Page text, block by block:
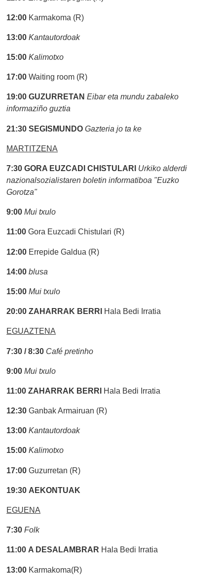
12:00 Karmakoma (R)
13:00 Kantautordoak
15:00 Kalimotxo
17:00 Waiting room (R)
19:00 GUZURRETAN Eibar eta mundu zabaleko
informaziño guztia
21:30 SEGISMUNDO Gazteria jo ta ke
MARTITZENA
7:30 GORA EUZCADI CHISTULARI Urkiko alderdi
nazionalsozialistaren boletin informatiboa "Euzko
Gorotza"
9:00 Mui txulo
11:00 Gora Euzcadi Chistulari (R)
12:00 Errepide Galdua (R)
14:00 blusa
15:00 Mui txulo
20:00 ZAHARRAK BERRI Hala Bedi Irratia
EGUAZTENA
7:30 / 8:30 Café pretinho
9:00 Mui txulo
11:00 ZAHARRAK BERRI Hala Bedi Irratia
12:30 Ganbak Armairuan (R)
13:00 Kantautordoak
15:00 Kalimotxo
17:00 Guzurretan (R)
19:30 AEKONTUAK
EGUENA
7:30 Folk
11:00 A DESALAMBRAR Hala Bedi Irratia
13:00 Karmakoma(R)